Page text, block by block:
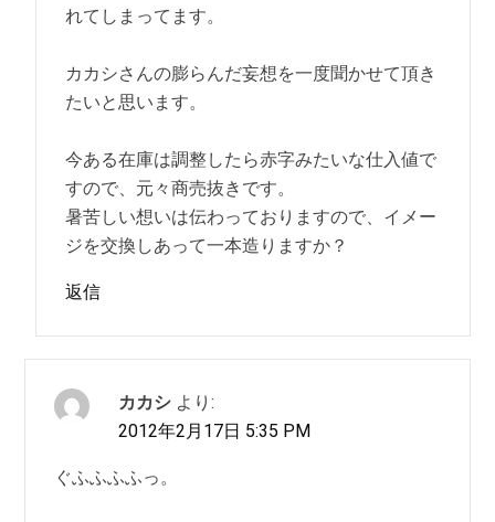
れてしまってます。
カカシさんの膨らんだ妄想を一度聞かせて頂き
たいと思います。
今ある在庫は調整したら赤字みたいな仕入値で
すので、元々商売抜きです。
暑苦しい想いは伝わっておりますので、イメー
ジを交換しあって一本造りますか？
返信
カカシ より:
2012年2月17日 5:35 PM
ぐふふふふっ。